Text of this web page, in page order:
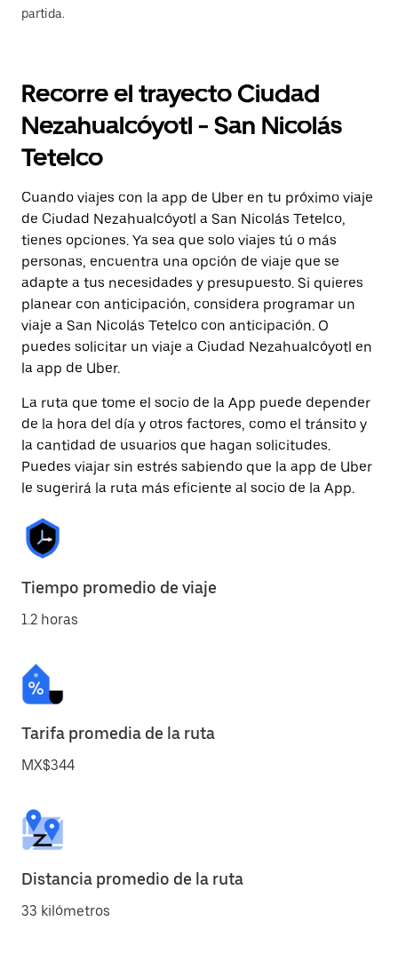
partida.
Recorre el trayecto Ciudad
Nezahualcóyotl - San Nicolás
Tetelco
Cuando viajes con la app de Uber en tu próximo viaje
de Ciudad Nezahualcóyotl a San Nicolás Tetelco,
tienes opciones. Ya sea que solo viajes tú o más
personas, encuentra una opción de viaje que se
adapte a tus necesidades y presupuesto. Si quieres
planear con anticipación, considera programar un
viaje a San Nicolás Tetelco con anticipación. O
puedes solicitar un viaje a Ciudad Nezahualcóyotl en
la app de Uber.
La ruta que tome el socio de la App puede depender
de la hora del día y otros factores, como el tránsito y
la cantidad de usuarios que hagan solicitudes.
Puedes viajar sin estrés sabiendo que la app de Uber
le sugerirá la ruta más eficiente al socio de la App.
Tiempo promedio de viaje
1.2 horas
Tarifa promedia de la ruta
MX$344
Distancia promedio de la ruta
33 kilómetros